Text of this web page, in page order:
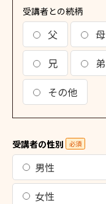
受講者との続柄
父 母
兄
弟
その他
受講者の性別 必須
男性
女性